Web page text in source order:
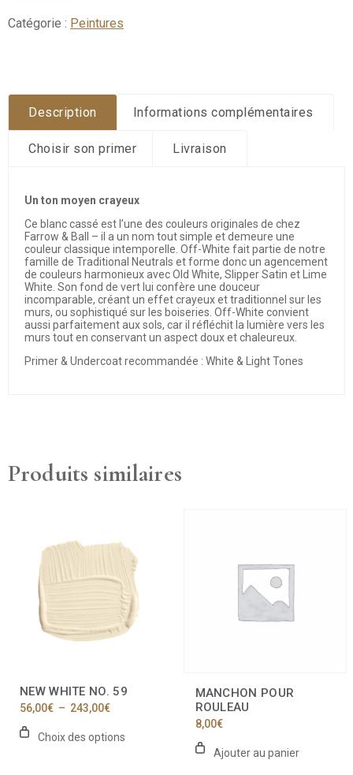
White
100ml
Catégorie : Peintures
Description Informations complémentaires
Choisir son primer Livraison
Un ton moyen crayeux
Ce blanc cassé est l’une des couleurs originales de chez
Farrow & Ball – il a un nom tout simple et demeure une
couleur classique intemporelle. Off-White fait partie de notre
famille de Traditional Neutrals et forme donc un agencement
de couleurs harmonieux avec Old White, Slipper Satin et Lime
White. Son fond de vert lui confère une douceur
incomparable, créant un effet crayeux et traditionnel sur les
murs, ou sophistiqué sur les boiseries. Off-White convient
aussi parfaitement aux sols, car il réfléchit la lumière vers les
murs tout en conservant un aspect doux et chaleureux.
Primer & Undercoat recommandée : White & Light Tones
Produits similaires
NEW WHITE NO. 59
56,00€ – 243,00€Plage
prix :
56,00€
Choix des options
plusieurs
variations.
options
peuvent
page
produit
MANCHON POUR
ROULEAU
8,00€
Ajouter au panier